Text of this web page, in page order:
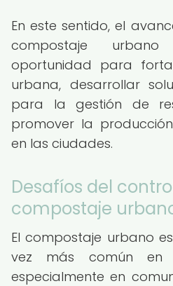
En este sentido, el
compostaje
oportunidad para
urbana, desarrollar
para la gestión de
promover la
en las ciudades.
Desafíos del
compostaje
El compostaje urbano
vez más común en
especialmente en